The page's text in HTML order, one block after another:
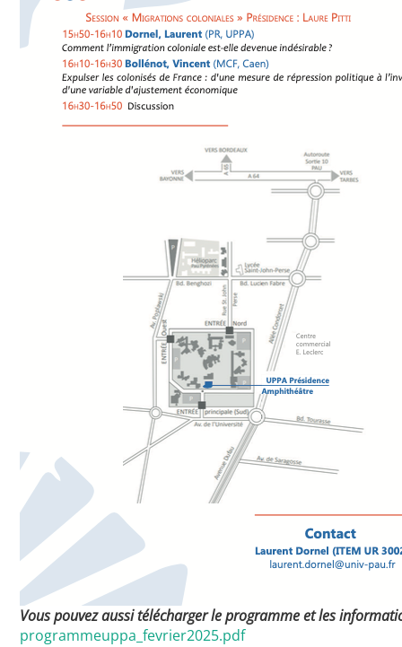
Vous pouvez aussi télécharger le programme et les
programmeuppa_fevrier2025.pdf